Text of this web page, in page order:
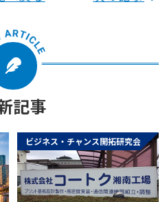
記事
ビジネス・チャンス開拓研究会